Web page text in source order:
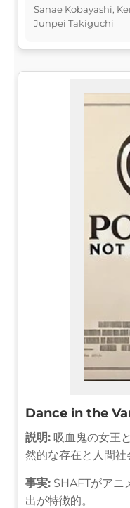
Sanae Kobayashi,
Junpei Takiguchi
Dance in the
説明: 吸血鬼の女王
然的な存在と人間社
事実: SHAFTがアニ
出が特徴的。